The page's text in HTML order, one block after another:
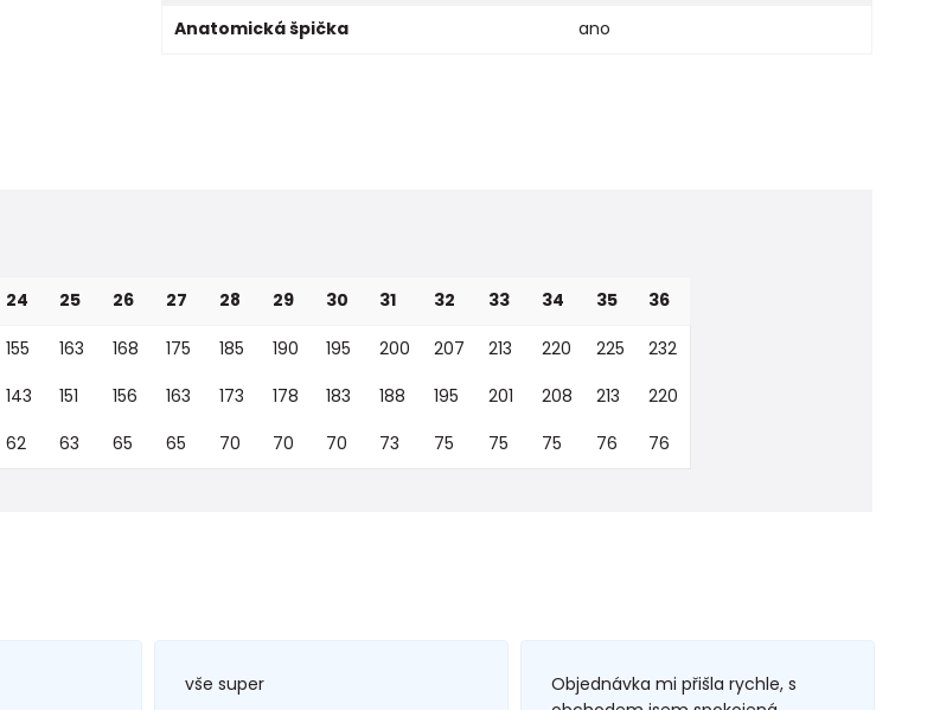
Anatomická špička
ano
24 25 26 27 28 29 30 31 32 33 34 35 36
155 163 168 175 185 190 195 200 207 213 220 225
232
143 151 156 163 173 178 183 188 195 201 208 213
220
62 63 65 65 70 70 70 73 75 75 75 76 76
vše super
Objednávka mi přišla rychle, s